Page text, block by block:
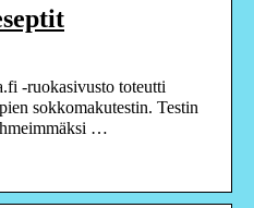
-ruokasivusto toteutti
sokkomakutestin. Testin
…